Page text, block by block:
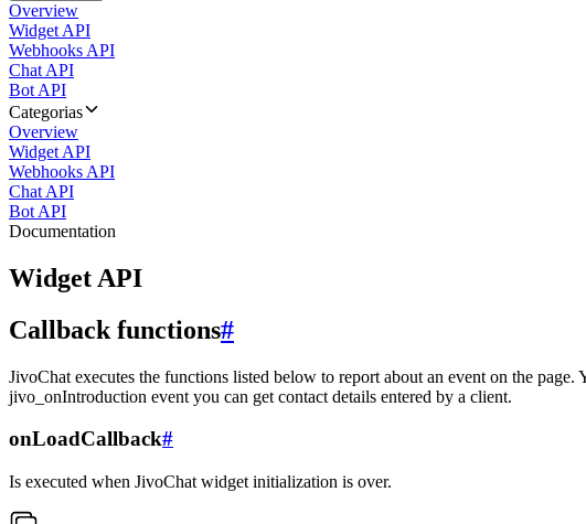
Overview
Widget API
Webhooks API
Chat API
Bot API
Categorias
Overview
Widget API
Webhooks API
Chat API
Bot API
Documentation
Widget API
Callback functions#
JivoChat executes the functions listed below to report about an event on the
jivo_onIntroduction event you can get contact details entered by a client.
onLoadCallback#
Is executed when JivoChat widget initialization is over.